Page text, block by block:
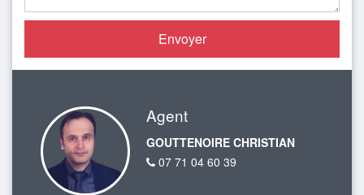
Agent
GOUTTENOIRE CHRISTIAN
07 71 04 60 39